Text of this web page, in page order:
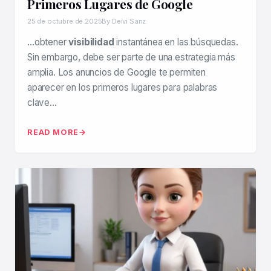
Primeros Lugares de Google
25 de octubre de 2025By Deivi Sanz
…obtenervisibilidad instantánea en las búsquedas.
Sin embargo, debe ser parte de una estrategia más
amplia. Los anuncios de Google te permiten
aparecer en los primeros lugares para palabras
clave…
READ MORE